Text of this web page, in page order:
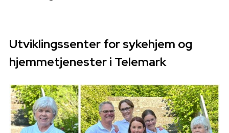
Utviklingssenter for sykehjem og
hjemmetjenester i Telemark